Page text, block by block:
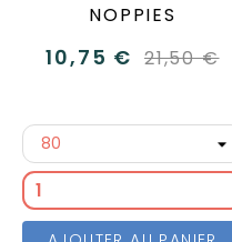
NOPPIES
10,75 € 21,50 €